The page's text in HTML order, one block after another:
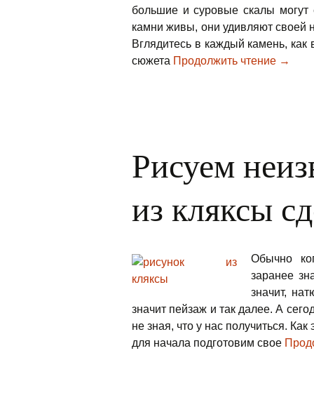
большие и суровые скалы
камни живы, они удивляют своей
Вглядитесь в каждый камень,
сюжета Продолжить чтение →
Рисуем
из кляксы
Обычно
заранее
значит,
значит пейзаж и так далее. А
не зная, что у нас получиться.
для начала подготовим свое